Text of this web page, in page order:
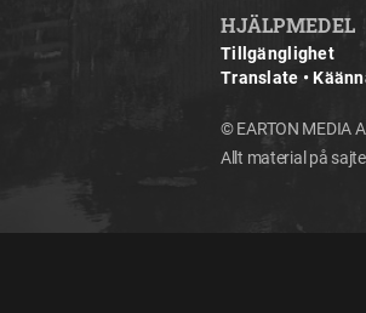
HJÄLPMEDEL
Tillgänglighet
© EARTON MEDIA
Allt material på